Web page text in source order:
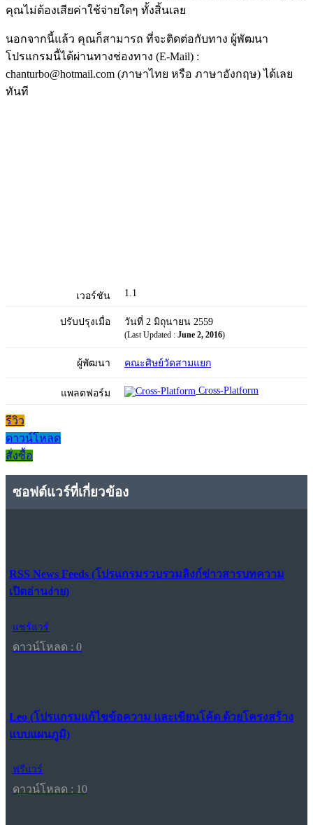
คุณไม่ต้องเสียค่าใช้จ่ายใดๆ ทั้งสิ้นเลย
นอกจากนี้แล้ว คุณก็สามารถ ที่จะติดต่อกับทาง ผู้พัฒนา
โปรแกรมนี้ได้ผ่านทางช่องทาง (E-Mail) :
chanturbo@hotmail.com (ภาษาไทย หรือ ภาษาอังกฤษ) ได้เลย
ทันที
เวอร์ชัน 1.1
ปรับปรุงเมื่อ วันที่ 2 มิถุนายน 2559
(Last Updated : June 2, 2016)
ผู้พัฒนา คณะศิษย์วัดสามแยก
แพลตฟอร์ม Cross-Platform
รีวิว
ดาวน์โหลด
สั่งซื้อ
ซอฟต์แวร์ที่เกี่ยวข้อง
RSS News Feeds (โปรแกรมรวบรวมลิงก์ข่าวสารบทความ
เปิดอ่านง่าย)
แชร์แวร์
ดาวน์โหลด : 0
Leo (โปรแกรมแก้ไขข้อความ และเขียนโค้ด ด้วยโครงสร้าง
แบบแผนภูมิ)
ฟรีแวร์
ดาวน์โหลด : 10